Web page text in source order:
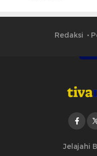
Redaksi
Jelajahi